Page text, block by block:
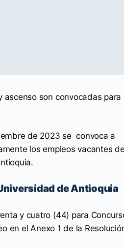
son convocadas para
de 2023 se convoca a
los empleos vacantes
de Antioquia
y cuatro (44) para
en el Anexo 1 de la